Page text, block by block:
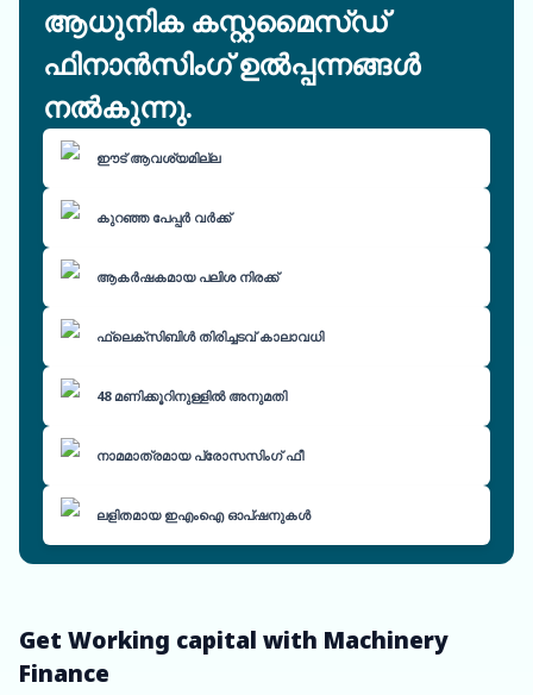
ആധുനിക കസ്റ്റമൈസ്ഡ്
ഫിനാൻസിംഗ് ഉൽപ്പന്നങ്ങൾ
നൽകുന്നു.
ഈട് ആവശ്യമില്ല
കുറഞ്ഞ പേപ്പർ വർക്ക്
ആകർഷകമായ പലിശ നിരക്ക്
ഫ്ലെക്സിബിൾ തിരിച്ചടവ് കാലാവധി
48 മണിക്കൂറിനുള്ളിൽ അനുമതി
നാമമാത്രമായ പ്രോസസിംഗ് ഫീ
ലളിതമായ ഇഎംഐ ഓപ്ഷനുകൾ
Get Working capital with Machinery
Finance